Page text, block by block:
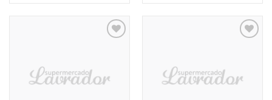
Favoritos
Favoritos